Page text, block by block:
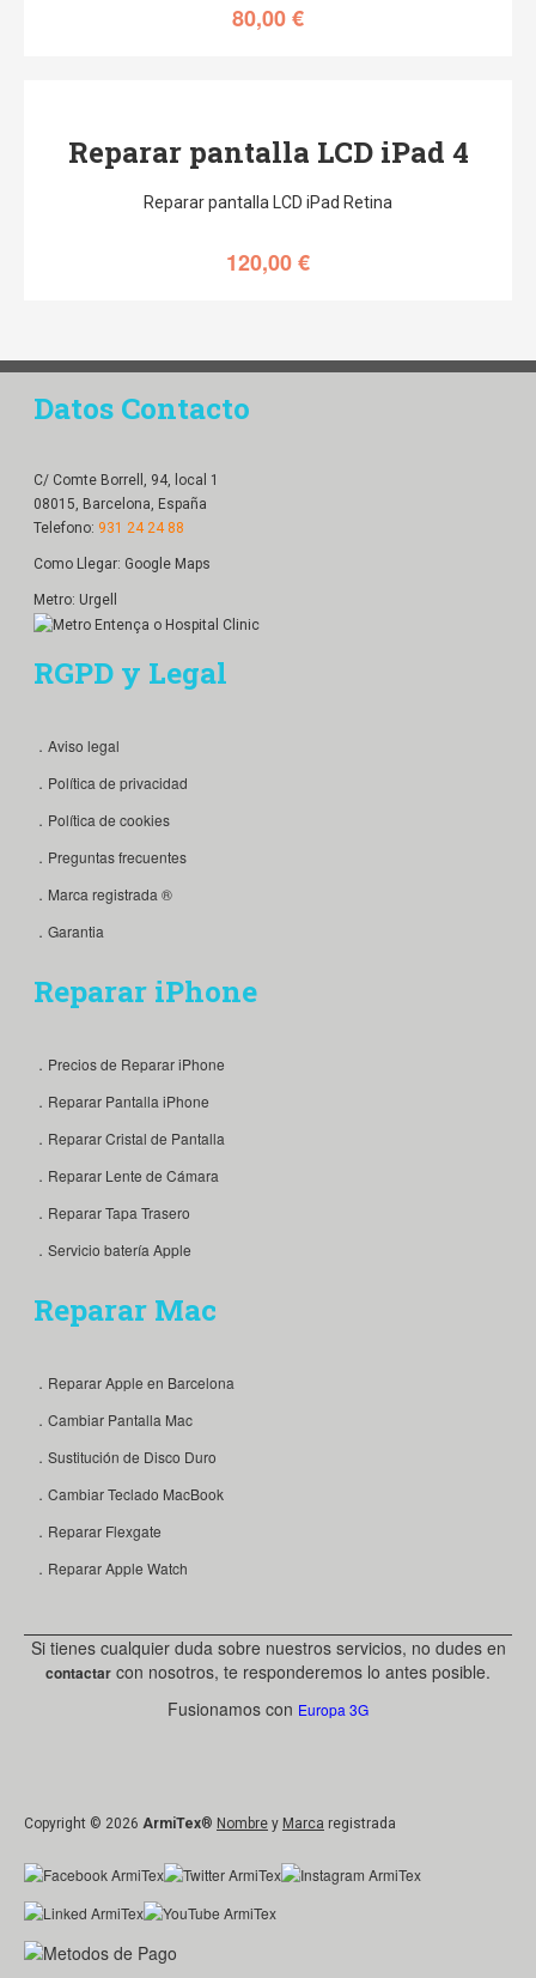
80,00€
Reparar pantalla LCD iPad 4
Reparar pantalla LCD iPad Retina
120,00€
Datos Contacto
C/ Comte Borrell, 94, local 1
08015, Barcelona, España
Telefono: 931 24 24 88
Como Llegar: Google Maps
Metro: Urgell
RGPD y Legal
．Aviso legal
．Política de privacidad
．Política de cookies
．Preguntas frecuentes
．Marca registrada ®
．Garantia
Reparar iPhone
．Precios de Reparar iPhone
．Reparar Pantalla iPhone
．Reparar Cristal de Pantalla
．Reparar Lente de Cámara
．Reparar Tapa Trasero
．Servicio batería Apple
Reparar Mac
．Reparar Apple en Barcelona
．Cambiar Pantalla Mac
．Sustitución de Disco Duro
．Cambiar Teclado MacBook
．Reparar Flexgate
．Reparar Apple Watch
Si tienes cualquier duda sobre nuestros servicios, no dudes en
contactar con nosotros, te responderemos lo antes posible.
Fusionamos con Europa 3G
Copyright © 2026 ArmiTex® Nombre y Marca registrada